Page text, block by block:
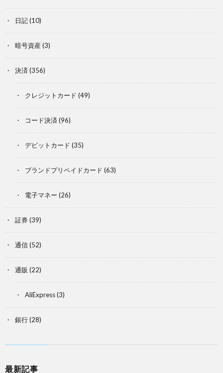
日記(10)
暗号資産 (3)
決済 (356)
クレジットカード (49)
コード決済 (96)
デビットカード (35)
ブランドプリペイドカード (63)
電子マネー (26)
証券(39)
通信(52)
通販 (22)
AliExpress(3)
銀行(28)
最新記事